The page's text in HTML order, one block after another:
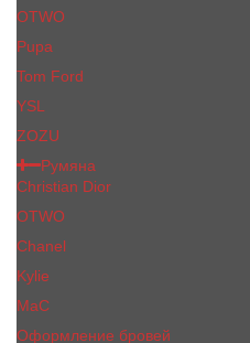
OTWO
Pupa
Tom Ford
YSL
ZOZU
Румяна
Christian Dior
OTWO
Сhanеl
Kylie
MaC
Оформление бровей